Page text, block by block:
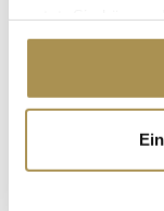
Cookie-
Trigger Symbol
erfassen,